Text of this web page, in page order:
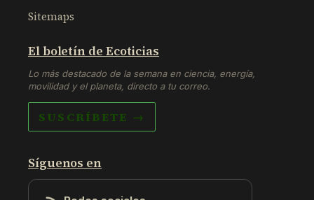
Sitemaps
El boletín de Ecoticias
Lo más destacado de la semana en ciencia, energía,
movilidad y el planeta, directo a tu correo.
SUSCRÍBETE →
Síguenos en